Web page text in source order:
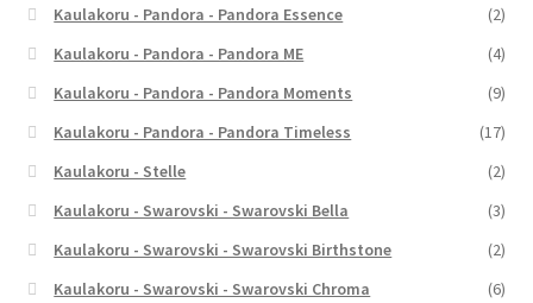
Kaulakoru - Pandora - Pandora Essence
(2)
Kaulakoru - Pandora - Pandora ME
(4)
Kaulakoru - Pandora - Pandora Moments
(9)
Kaulakoru - Pandora - Pandora Timeless
(17)
Kaulakoru - Stelle
(2)
Kaulakoru - Swarovski - Swarovski Bella
(3)
Kaulakoru - Swarovski - Swarovski Birthstone
(2)
Kaulakoru - Swarovski - Swarovski Chroma
(6)